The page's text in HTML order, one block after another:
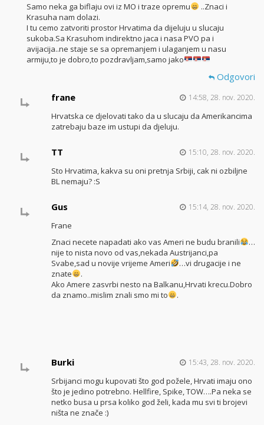
Samo neka ga biflaju ovi iz MO i traze opremu
..Znaci i
Krasuha nam dolazi.
I tu cemo zatvoriti prostor Hrvatima da dijeluju u slucaju
sukoba.Sa Krasuhom indirektno jaca i nasa PVO pa i
avijacija..ne staje se sa opremanjem i ulaganjem u nasu
armiju,to je dobro,to pozdravljam,samo jako
Odgovori
frane
14:58, 28. nov. 2020.
Hrvatska ce djelovati tako da u slucaju da Amerikancima
zatrebaju baze im ustupi da djeluju.
TT 15:10, 28. nov. 2020.
Sto Hrvatima, kakva su oni pretnja Srbiji, cak ni ozbiljne
BL nemaju? :S
Gus 15:14, 28. nov. 2020.
Frane
Znaci necete napadati ako vas Ameri ne budu branili
…
nije to nista novo od vas,nekada Austrijanci,pa
Svabe,sad u novije vrijeme Ameri
…vi drugacije i ne
znate
.
Ako Amere zasvrbi nesto na Balkanu,Hrvati krecu.Dobro
da znamo..mislim znali smo mi to
.
Burki 15:43, 28. nov. 2020.
Srbijanci mogu kupovati što god požele, Hrvati imaju ono
što je jedino potrebno. Hellfire, Spike, TOW….Pa neka se
netko busa u prsa koliko god želi, kada mu svi ti brojevi
ništa ne znače :)